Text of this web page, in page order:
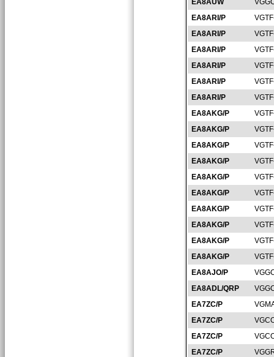
EA8AUW
EA8ARI/P
EA8ARI/P
EA8ARI/P
EA8ARI/P
EA8ARI/P
EA8ARI/P
EA8AKG/P
EA8AKG/P
EA8AKG/P
EA8AKG/P
EA8AKG/P
EA8AKG/P
EA8AKG/P
EA8AKG/P
EA8AKG/P
EA8AKG/P
EA8AJO/P
EA8ADL/QRP
EA7ZC/P
EA7ZC/P
EA7ZC/P
EA7ZC/P